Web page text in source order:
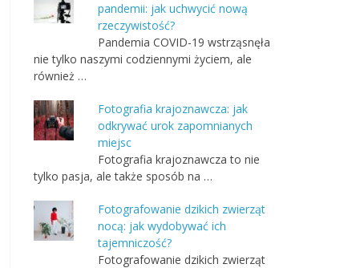
pandemii: jak uchwycić nową
rzeczywistość?
Pandemia COVID-19 wstrząsnęła
nie tylko naszymi codziennymi życiem, ale
również …
Fotografia krajoznawcza: jak
odkrywać urok zapomnianych
miejsc
Fotografia krajoznawcza to nie
tylko pasja, ale także sposób na …
Fotografowanie dzikich zwierząt
nocą: jak wydobywać ich
tajemniczość?
Fotografowanie dzikich zwierząt